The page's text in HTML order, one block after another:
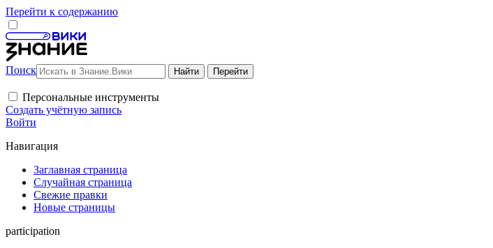
Перейти к содержанию
Поиск
Персональные инструменты
Создать учётную запись
Войти
Навигация
Заглавная страница
Случайная страница
Свежие правки
Новые страницы
participation